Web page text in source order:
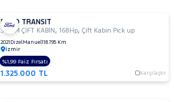
FORD TRANSIT
350 M ÇİFT KABİN ,168Hp,Çift Kabin Pick up
2021 DizelManuel118.795 Km
İzmir
1.325.000 TL Karşılaştır
%1,99 Faiz Fırsatı